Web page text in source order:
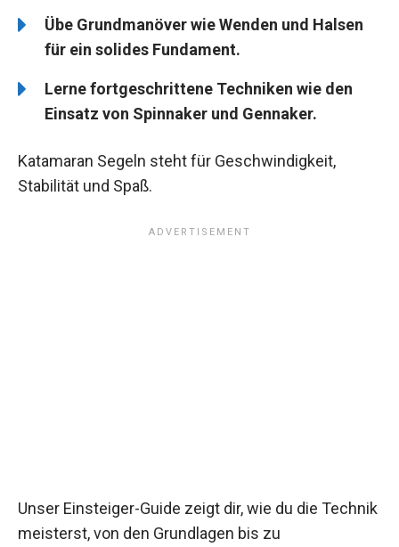
Übe Grundmanöver wie Wenden und Halsen
für ein solides Fundament.
Lerne fortgeschrittene Techniken wie den
Einsatz von Spinnaker und Gennaker.
Katamaran Segeln steht für Geschwindigkeit,
Stabilität und Spaß.
Unser Einsteiger-Guide zeigt dir, wie du die Technik
meisterst, von den Grundlagen bis zu